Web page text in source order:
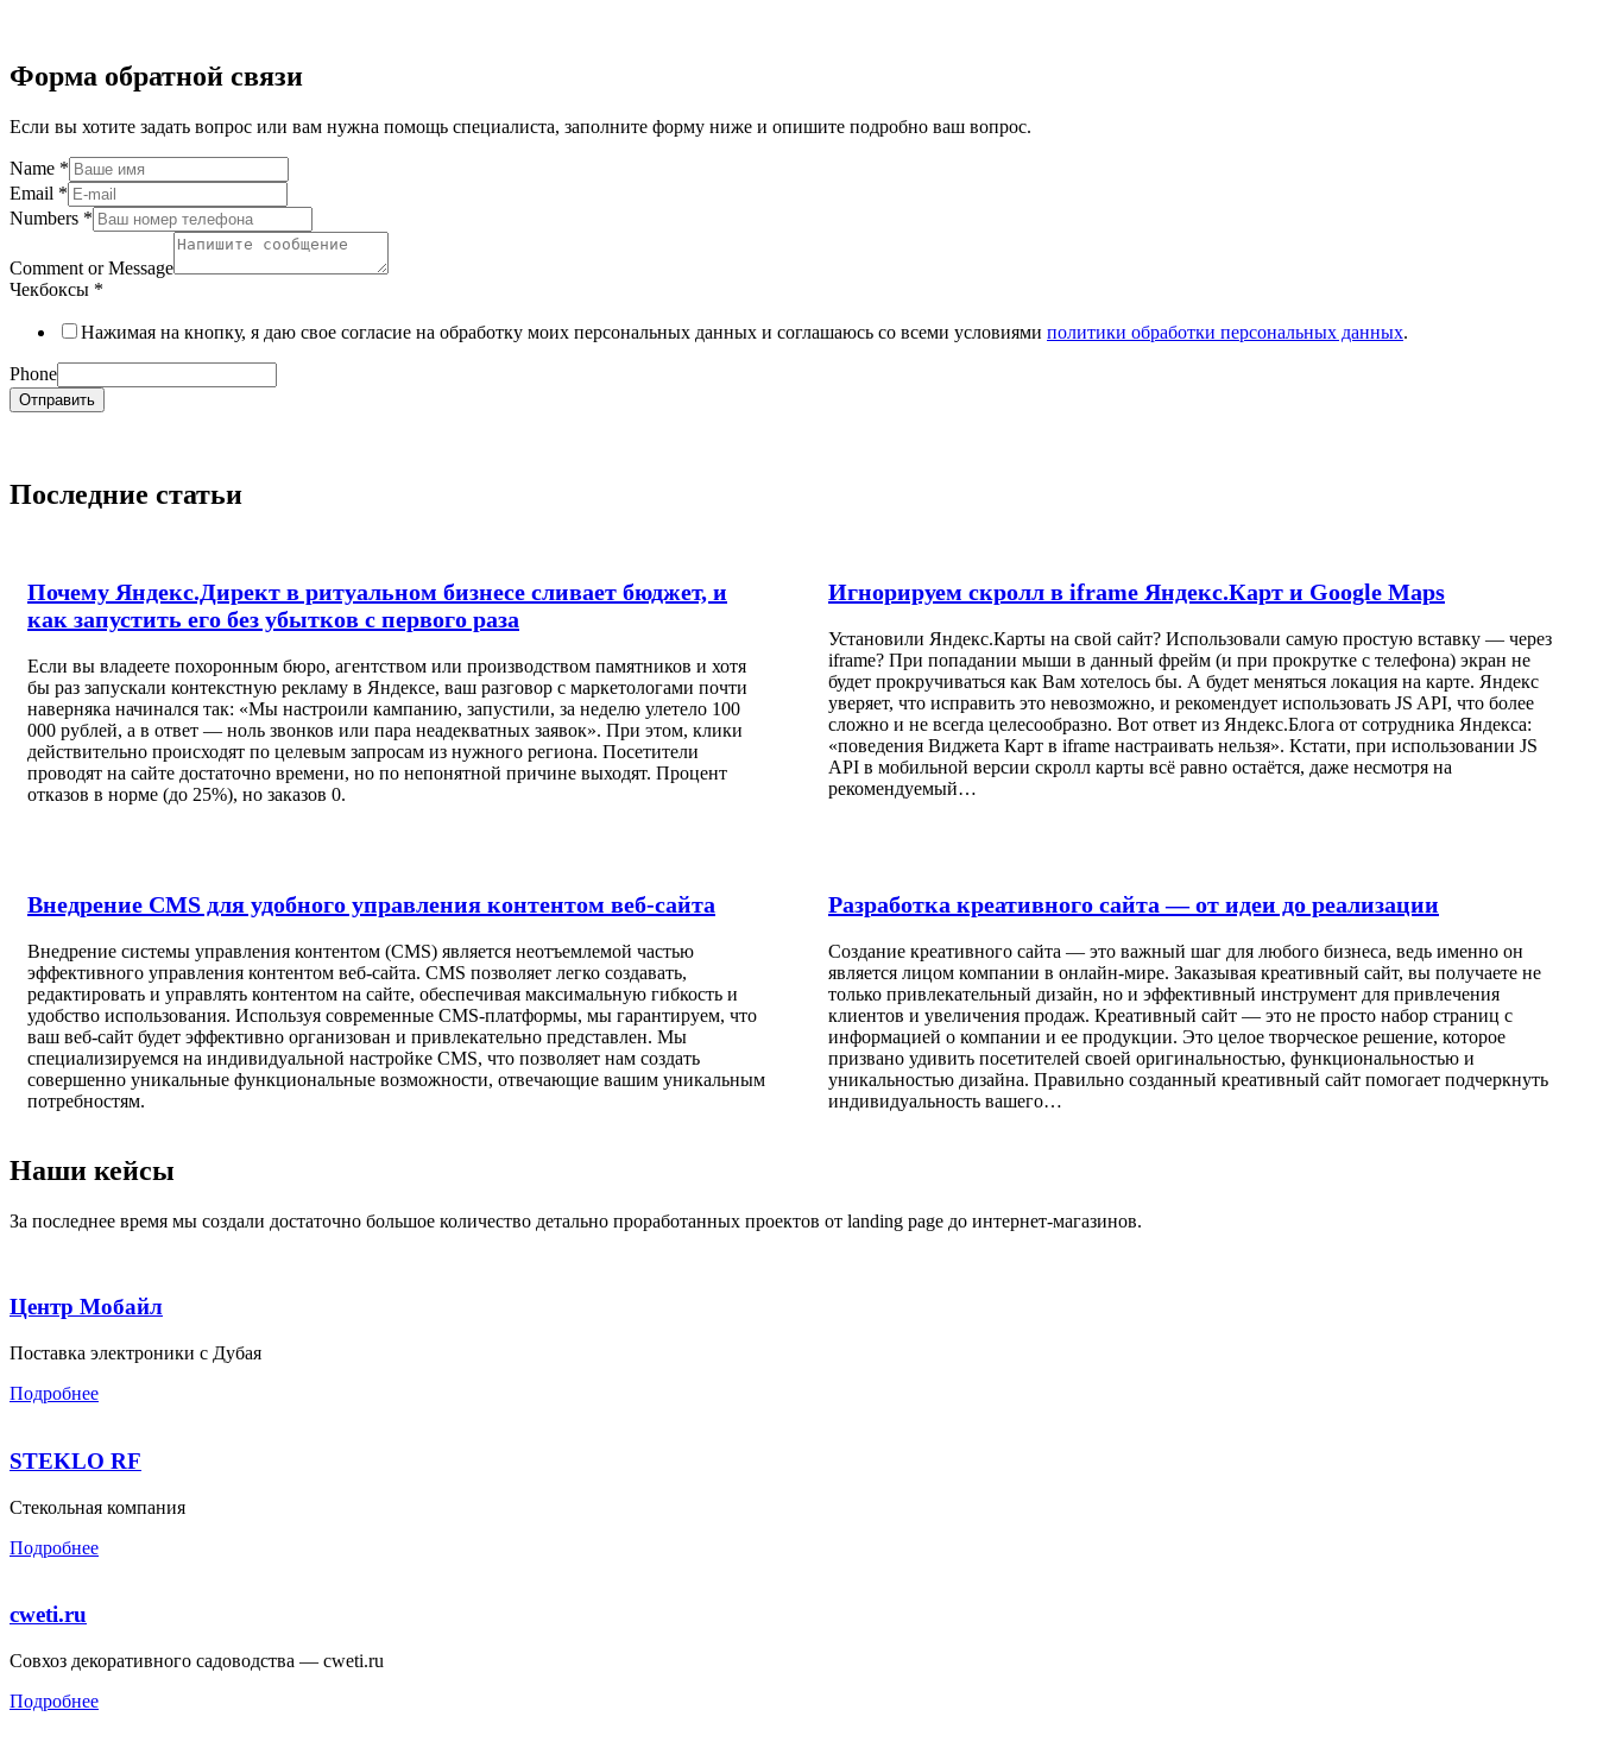
Форма обратной связи
Если вы хотите задать вопрос или вам нужна помощь специалиста, заполните форму ниже и опишите подробно ваш вопрос.
Name *
Email *
Numbers *
Comment or Message
Чекбоксы *
Нажимая на кнопку, я даю свое согласие на обработку моих персональных данных и соглашаюсь со всеми условиями политики обработки персональных данных.
Phone
Отправить
Последние статьи
Почему Яндекс.Директ в ритуальном бизнесе сливает бюджет, и
как запустить его без убытков с первого раза
Если вы владеете похоронным бюро, агентством или производством памятников и хотя
бы раз запускали контекстную рекламу в Яндексе, ваш разговор с маркетологами почти
наверняка начинался так: «Мы настроили кампанию, запустили, за неделю улетело 100
000 рублей, а в ответ — ноль звонков или пара неадекватных заявок». При этом, клики
действительно происходят по целевым запросам из нужного региона. Посетители
проводят на сайте достаточно времени, но по непонятной причине выходят. Процент
отказов в норме (до 25%), но заказов 0.
Игнорируем скролл в iframe Яндекс.Карт и Google Maps
Установили Яндекс.Карты на свой сайт? Использовали самую простую вставку — через
iframe? При попадании мыши в данный фрейм (и при прокрутке с телефона) экран не
будет прокручиваться как Вам хотелось бы. А будет меняться локация на карте. Яндекс
уверяет, что исправить это невозможно, и рекомендует использовать JS API, что более
сложно и не всегда целесообразно. Вот ответ из Яндекс.Блога от сотрудника Яндекса:
«поведения Виджета Карт в iframe настраивать нельзя». Кстати, при использовании JS
API в мобильной версии скролл карты всё равно остаётся, даже несмотря на
рекомендуемый…
Внедрение CMS для удобного управления контентом веб-сайта
Внедрение системы управления контентом (CMS) является неотъемлемой частью
эффективного управления контентом веб-сайта. CMS позволяет легко создавать,
редактировать и управлять контентом на сайте, обеспечивая максимальную гибкость и
удобство использования. Используя современные CMS-платформы, мы гарантируем, что
ваш веб-сайт будет эффективно организован и привлекательно представлен. Мы
специализируемся на индивидуальной настройке CMS, что позволяет нам создать
совершенно уникальные функциональные возможности, отвечающие вашим уникальным
потребностям.
Разработка креативного сайта — от идеи до реализации
Создание креативного сайта — это важный шаг для любого бизнеса, ведь именно он
является лицом компании в онлайн-мире. Заказывая креативный сайт, вы получаете не
только привлекательный дизайн, но и эффективный инструмент для привлечения
клиентов и увеличения продаж. Креативный сайт — это не просто набор страниц с
информацией о компании и ее продукции. Это целое творческое решение, которое
призвано удивить посетителей своей оригинальностью, функциональностью и
уникальностью дизайна. Правильно созданный креативный сайт помогает подчеркнуть
индивидуальность вашего…
Наши кейсы
За последнее время мы создали достаточно большое количество детально проработанных проектов от landing page до интернет-магазинов.
Центр Мобайл
Поставка электроники с Дубая
Подробнее
STEKLO RF
Стекольная компания
Подробнее
cweti.ru
Совхоз декоративного садоводства — cweti.ru
Подробнее